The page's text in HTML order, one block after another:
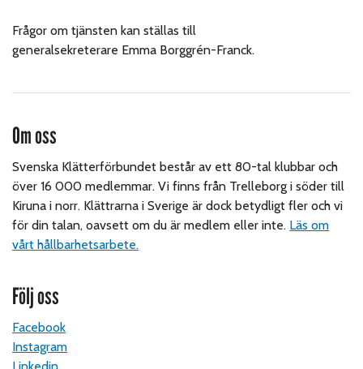
Frågor om tjänsten kan ställas till
generalsekreterare Emma Borggrén-Franck.
Om oss
Svenska Klätterförbundet består av ett 80-tal klubbar och
över 16 000 medlemmar. Vi finns från Trelleborg i söder till
Kiruna i norr. Klättrarna i Sverige är dock betydligt fler och vi
för din talan, oavsett om du är medlem eller inte. Läs om
vårt hållbarhetsarbete.
Följ oss
Facebook
Instagram